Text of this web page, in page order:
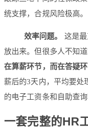
统支撑，合规风险极高。
效率问题。
这是
放出来。但很多人不知道
在算薪环节，而在答疑
薪后的3天内，平均要处
的电子工资条和自助查
一套完整的HR